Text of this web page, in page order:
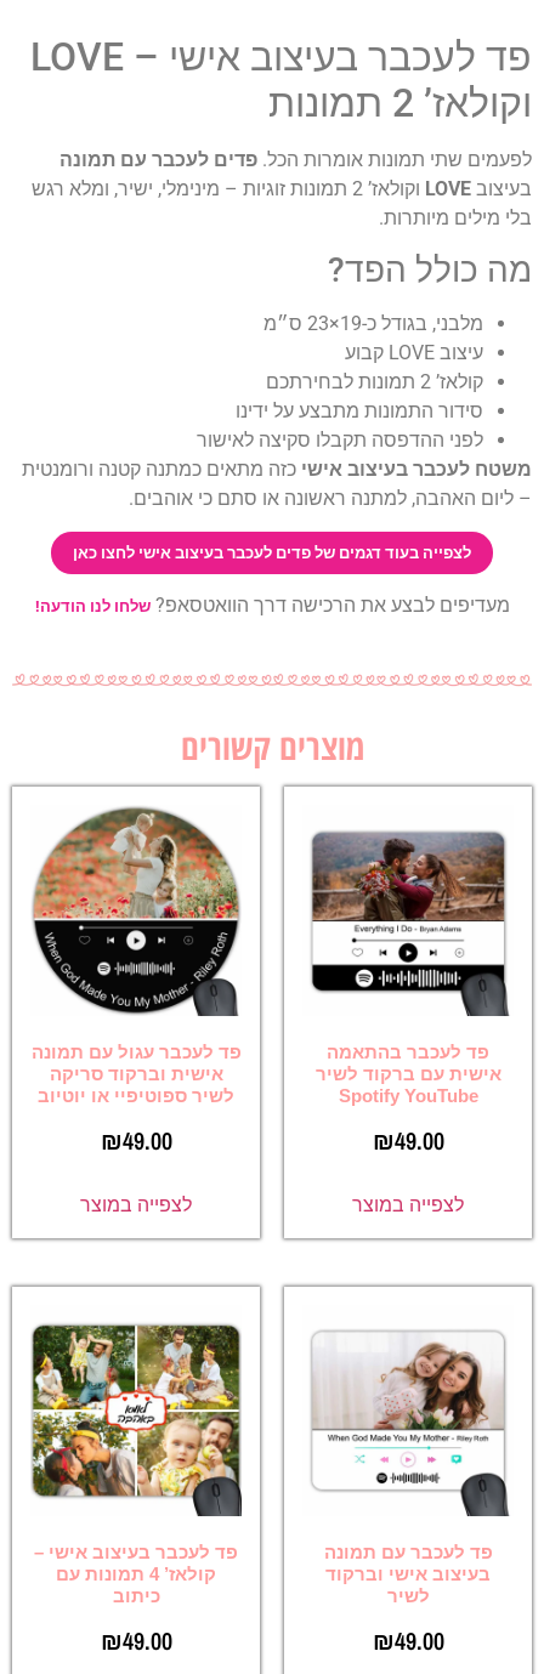
פד לעכבר בעיצוב אישי – LOVE
וקולאז’ 2 תמונות
לפעמים שתי תמונות אומרות הכל. פדים לעכבר עם תמונה
בעיצוב LOVE
וקולאז’ 2 תמונות זוגיות – מינימלי, ישיר, ומלא רגש
בלי מילים מיותרות.
מה כולל הפד?
מלבני, בגודל כ-19×23 ס״מ
עיצוב LOVE קבוע
קולאז’ 2 תמונות לבחירתכם
סידור התמונות מתבצע על ידינו
לפני ההדפסה תקבלו סקיצה לאישור
משטח לעכבר בעיצוב אישי כזה מתאים כמתנה קטנה ורומנטית
– ליום האהבה, למתנה ראשונה או סתם כי אוהבים.
לצפייה בעוד דגמים של פדים לעכבר בעיצוב אישי לחצו כאן
מעדיפים לבצע את הרכישה דרך הוואטסאפ?שלחו לנו הודעה!
מוצרים קשורים
פד לעכבר בהתאמה
אישית עם ברקוד לשיר
Spotify YouTube
₪49.00
לצפייה במוצר
פד לעכבר עגול עם תמונה
אישית וברקוד סריקה
לשיר ספוטיפיי או יוטיוב
₪49.00
לצפייה במוצר
פד לעכבר עם תמונה
בעיצוב אישי וברקוד
לשיר
₪49.00
פד לעכבר בעיצוב אישי –
קולאז’ 4 תמונות עם
כיתוב
₪49.00